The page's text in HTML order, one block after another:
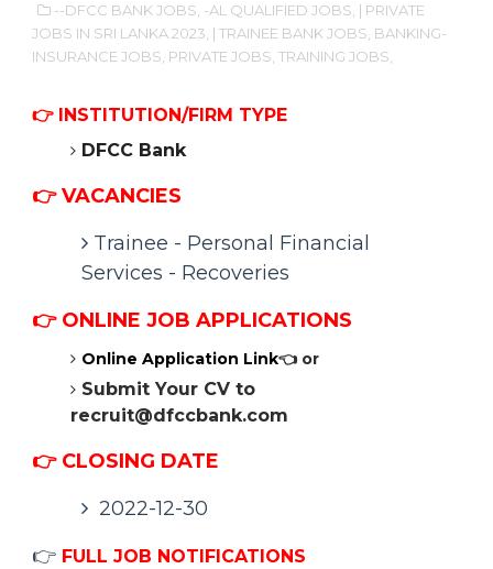
--DFCC BANK JOBS, -AL QUALIFIED JOBS, | PRIVATE
JOBS IN SRI LANKA 2023, | TRAINEE BANK JOBS, BANKING-
INSURANCE JOBS, PRIVATE JOBS, TRAINING JOBS,
👉 INSTITUTION/FIRM TYPE
DFCC Bank
👉 VACANCIES
Trainee - Personal Financial
Services - Recoveries
👉 ONLINE JOB APPLICATIONS
Online Application Link👈 or
Submit Your CV to
recruit@dfccbank.com
👉 CLOSING DATE
2022-12-30
👉 FULL JOB NOTIFICATIONS